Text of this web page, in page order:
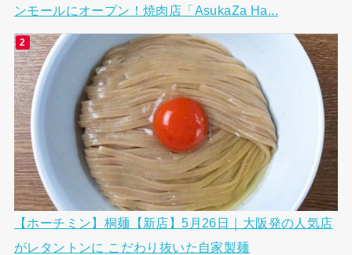
ンモールにオープン！焼肉店「AsukaZa Ha...
【ホーチミン】桐麺【新店】5月26日｜大阪発の人気店
がレタントンに こだわり抜いた自家製麺